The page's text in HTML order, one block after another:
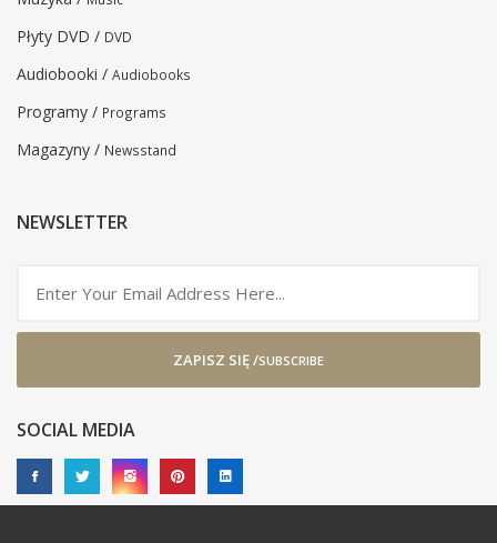
Płyty DVD / DVD
Audiobooki / Audiobooks
Programy / Programs
Magazyny / Newsstand
NEWSLETTER
ZAPISZ SIĘ /SUBSCRIBE
SOCIAL MEDIA